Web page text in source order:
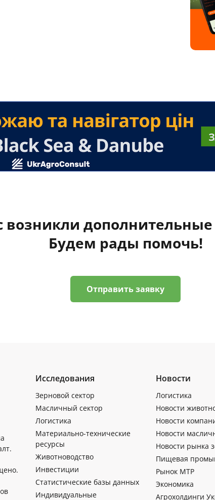
возникли
Будем рады помочь!
Отправить заявку
Исследования
Зерновой сектор
Масличный сектор
Логистика
Материально-технические
ресурсы
Животноводство
Инвестиции
Статистические базы данных
Индивидуальные
Новости
Логистика
Новости
Новости
Новости
Новости рынка
Пищевая
Рынок МТР
Экономика
Агрохолдинги